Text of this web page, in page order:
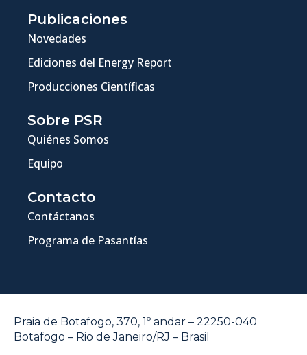
Publicaciones
Novedades
Ediciones del Energy Report
Producciones Científicas
Sobre PSR
Quiénes Somos
Equipo
Contacto
Contáctanos
Programa de Pasantías
Praia de Botafogo, 370, 1º andar – 22250-040
Botafogo – Rio de Janeiro/RJ – Brasil